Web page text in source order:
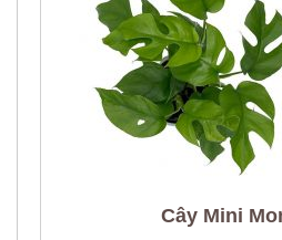
Cây Mini